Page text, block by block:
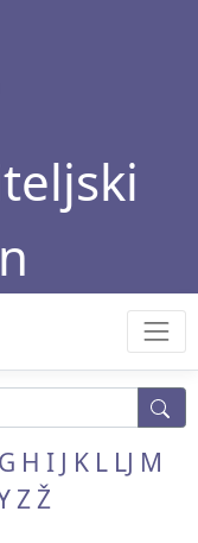
G H I J K L LJ M
ZŽ